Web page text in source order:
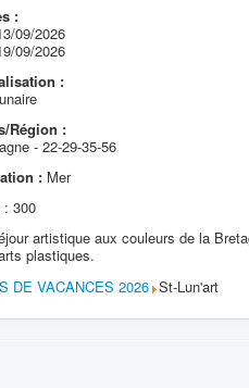
:
09/2026
09/2026
:
Région :
- 22-29-35-56
: Mer
: 300
artistique aux couleurs de la
plastiques.
DE VACANCES 2026 St-Lun'art